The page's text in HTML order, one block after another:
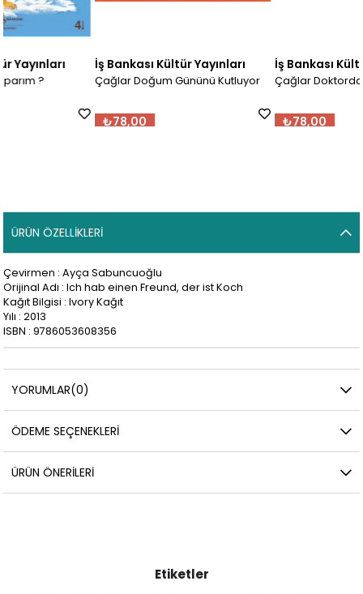
İş Bankası Kültür Yayınları
Çağlar Doğum Gününü Kutluyor
İş Bankası Kültür Yayınları
Çağlar Doktorda
ÜRÜN ÖZELLIKLERI
Çevirmen : Ayça Sabuncuoğlu
Orijinal Adı : Ich hab einen Freund, der ist Koch
Kağıt Bilgisi : Ivory Kağıt
Yılı : 2013
ISBN : 9786053608356
YORUMLAR(0)
ÖDEME SEÇENEKLERI
ÜRÜN ÖNERILERI
Etiketler